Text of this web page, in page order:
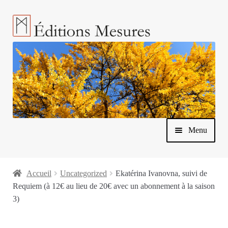
Aller
à
la
navigation
Aller
au
contenu
Menu
Accueil Uncategorized
Ekatérina Ivanovna, suivi de
Requiem (à 12€ au lieu de 20€ avec un abonnement à la saison
3)